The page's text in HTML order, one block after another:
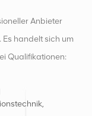
Anbieter
handelt sich um
Qualifikationen:
und
Im Jahr